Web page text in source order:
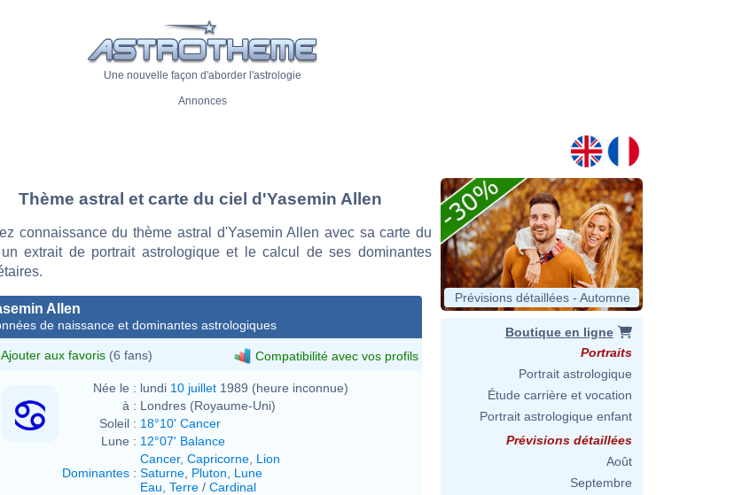
Une nouvelle façon d'aborder l'astrologie
Annonces
Thème astral et carte du ciel d'Yasemin Allen
connaissance du thème astral d'Yasemin Allen avec sa carte du
extrait de portrait astrologique et le calcul de ses dominantes
Allen
de naissance et dominantes astrologiques
Ajouter aux favoris (6 fans) Compatibilité avec vos profils
Née le : lundi 10 juillet 1989 (heure inconnue)
à : Londres (Royaume-Uni)
Soleil : 18°10' Cancer
Lune : 12°07' Balance
Dominantes :
Cancer, Capricorne Lion
Saturne Pluton
Lune
Eau Terre / Cardinal
Prévisions détaillées - Automne
Boutique en ligne
Portraits
Portrait astrologique
Étude carrière et vocation
Portrait astrologique enfant
Prévisions détaillées
Août
Septembre